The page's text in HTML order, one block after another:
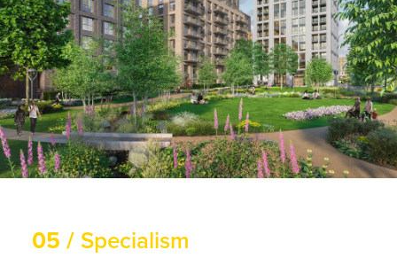
05 / Specialism